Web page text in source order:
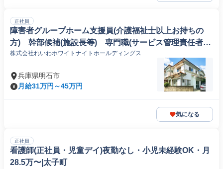
正社員
障害者グループホーム支援員(介護福祉士以上お持ちの
方) 幹部候補(施設長等) 専門職(サービス管理責任者)
明石市・神戸市西区 垂水区
株式会社れいわホワイトナイトホールディングス
兵庫県明石市
月給31万円～45万円
気になる
正社員
看護師(正社員・児童デイ)夜勤なし・小児未経験OK・月
28.5万〜|太子町